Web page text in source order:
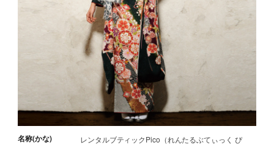
名称(かな)
レンタルブティックPico（れんたるぶてぃっく ぴ